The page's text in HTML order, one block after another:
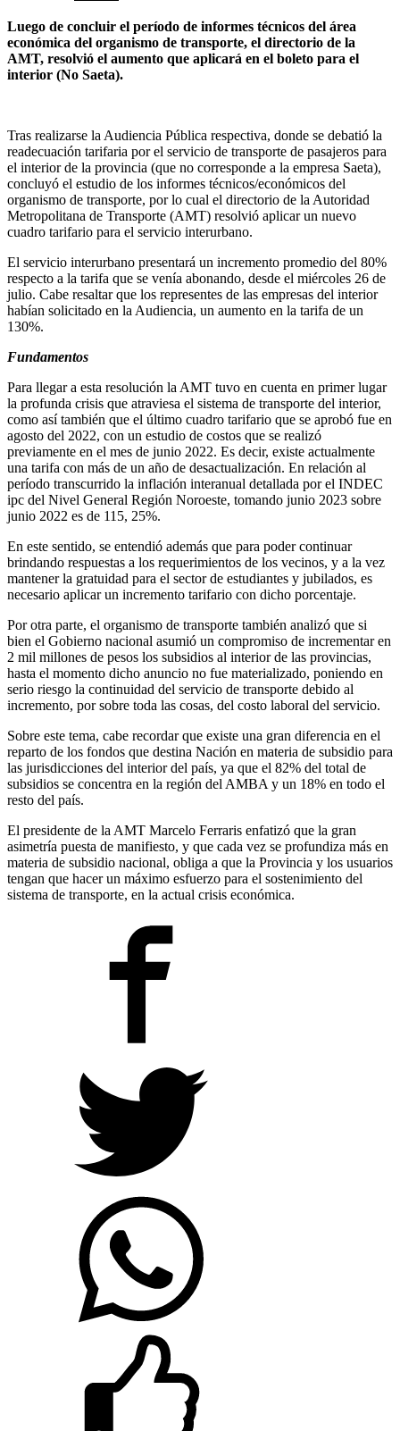
Luego de concluir el período de informes técnicos del área
económica del organismo de transporte, el directorio de la
AMT, resolvió el aumento que aplicará en el boleto para el
interior (No Saeta).
Tras realizarse la Audiencia Pública respectiva, donde se debatió la
readecuación tarifaria por el servicio de transporte de pasajeros para
el interior de la provincia (que no corresponde a la empresa Saeta),
concluyó el estudio de los informes técnicos/económicos del
organismo de transporte, por lo cual el directorio de la Autoridad
Metropolitana de Transporte (AMT) resolvió aplicar un nuevo
cuadro tarifario para el servicio interurbano.
El servicio interurbano presentará un incremento promedio del 80%
respecto a la tarifa que se venía abonando, desde el miércoles 26 de
julio. Cabe resaltar que los representes de las empresas del interior
habían solicitado en la Audiencia, un aumento en la tarifa de un
130%.
Fundamentos
Para llegar a esta resolución la AMT tuvo en cuenta en primer lugar
la profunda crisis que atraviesa el sistema de transporte del interior,
como así también que el último cuadro tarifario que se aprobó fue en
agosto del 2022, con un estudio de costos que se realizó
previamente en el mes de junio 2022. Es decir, existe actualmente
una tarifa con más de un año de desactualización. En relación al
período transcurrido la inflación interanual detallada por el INDEC
ipc del Nivel General Región Noroeste, tomando junio 2023 sobre
junio 2022 es de 115, 25%.
En este sentido, se entendió además que para poder continuar
brindando respuestas a los requerimientos de los vecinos, y a la vez
mantener la gratuidad para el sector de estudiantes y jubilados, es
necesario aplicar un incremento tarifario con dicho porcentaje.
Por otra parte, el organismo de transporte también analizó que si
bien el Gobierno nacional asumió un compromiso de incrementar en
2 mil millones de pesos los subsidios al interior de las provincias,
hasta el momento dicho anuncio no fue materializado, poniendo en
serio riesgo la continuidad del servicio de transporte debido al
incremento, por sobre toda las cosas, del costo laboral del servicio.
Sobre este tema, cabe recordar que existe una gran diferencia en el
reparto de los fondos que destina Nación en materia de subsidio para
las jurisdicciones del interior del país, ya que el 82% del total de
subsidios se concentra en la región del AMBA y un 18% en todo el
resto del país.
El presidente de la AMT Marcelo Ferraris enfatizó que la gran
asimetría puesta de manifiesto, y que cada vez se profundiza más en
materia de subsidio nacional, obliga a que la Provincia y los usuarios
tengan que hacer un máximo esfuerzo para el sostenimiento del
sistema de transporte, en la actual crisis económica.